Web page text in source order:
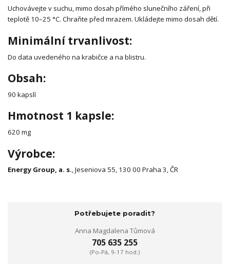
Uchovávejte v suchu, mimo dosah přímého slunečního záření, při
teplotě 10–25 °C. Chraňte před mrazem. Ukládejte mimo dosah dětí.
Minimální trvanlivost:
Do data uvedeného na krabičce a na blistru.
Obsah:
90 kapslí
Hmotnost 1 kapsle:
620 mg
Výrobce:
Energy Group, a. s., Jeseniova 55, 130 00 Praha 3, ČR
Potřebujete poradit?
Anna Magdalena Tůmová
705 635 255
(Po-Pá, 9-17 hod.)